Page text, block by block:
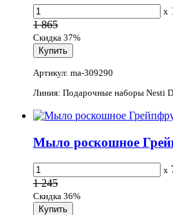
x
1 865
Скидка 37%
Артикул: ma-309290
Линия: Подарочные наборы Nesti
Мыло роскошное
x
1 245
Скидка 36%